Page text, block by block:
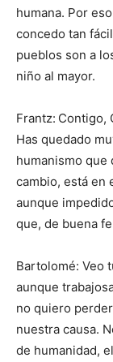
humana. Por
concedo tan
pueblos son a
niño al mayor.
Frantz: Contigo,
Has quedado
humanismo que
cambio, está en
aunque
que, de buena
Bartolomé: Veo
aunque
no quiero
nuestra causa.
de humanidad,